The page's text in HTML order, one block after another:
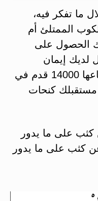
ما تفكر فيه،
الممتلئ أم
الحصول على
لديك إيمان
بقدرتك على تسلق قمة ارتفاعها 14000 قدم في
كنحات
على ما يدور
كثب على ما يدور